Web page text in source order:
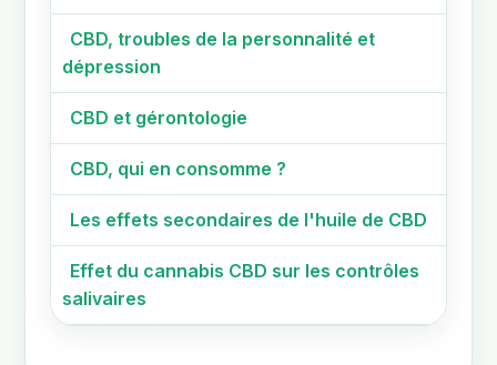
CBD, troubles de la personnalité et
dépression
CBD et gérontologie
CBD, qui en consomme ?
Les effets secondaires de l'huile de CBD
Effet du cannabis CBD sur les contrôles
salivaires